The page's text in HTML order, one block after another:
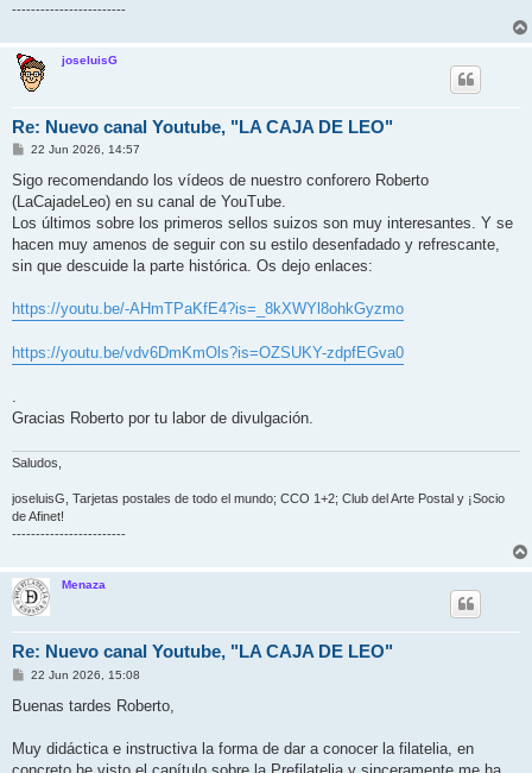
------------------------
joseluisG
Re: Nuevo canal Youtube, "LA CAJA DE LEO"
M
n
s
a
j
22 Jun 2026, 14:57
Sigo recomendando los vídeos de nuestro conforero Roberto
(LaCajadeLeo) en su canal de YouTube.
Los últimos sobre los primeros sellos suizos son muy interesantes. Y se
hacen muy amenos de seguir con su estilo desenfadado y refrescante,
sin que descuide la parte histórica. Os dejo enlaces:
https://youtu.be/-AHmTPaKfE4?is=_8kXWYl8ohkGyzmo
https://youtu.be/vdv6DmKmOls?is=OZSUKY-zdpfEGva0
.
Gracias Roberto por tu labor de divulgación.
Saludos,
joseluisG, Tarjetas postales de todo el mundo; CCO 1+2; Club del Arte Postal y ¡Socio
de Afinet!
------------------------
Menaza
Re: Nuevo canal Youtube, "LA CAJA DE LEO"
M
n
j
22 Jun 2026, 15:08
Buenas tardes Roberto,
Muy didáctica e instructiva la forma de dar a conocer la filatelia, en